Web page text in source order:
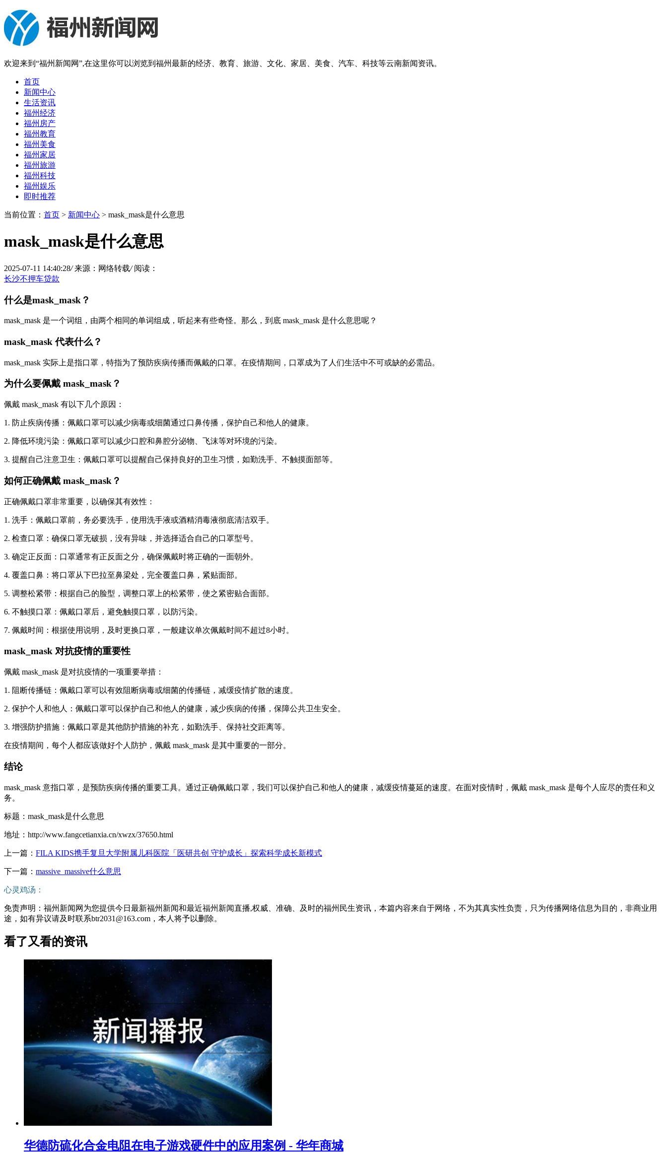
欢迎来到“福州新闻网”,在这里你可以浏览到福州最新的经济、教育、旅游、文化、家居、美食、汽车、科技等云南新闻资讯。
首页
新闻中心
生活资讯
福州经济
福州房产
福州教育
福州美食
福州家居
福州旅游
福州科技
福州娱乐
即时推荐
当前位置： 首页 > 新闻中心 > mask_mask是什么意思
mask_mask是什么意思
2025-07-11 14:40:28/ 来源：网络转载/ 阅读：
长沙不押车贷款
什么是mask_mask？
mask_mask 是一个词组，由两个相同的单词组成，听起来有些奇怪。那么，到底 mask_mask 是什么意思呢？
mask_mask 代表什么？
mask_mask 实际上是指口罩，特指为了预防疾病传播而佩戴的口罩。在疫情期间，口罩成为了人们生活中不可或缺的必需品。
为什么要佩戴 mask_mask？
佩戴 mask_mask 有以下几个原因：
1. 防止疾病传播：佩戴口罩可以减少病毒或细菌通过口鼻传播，保护自己和他人的健康。
2. 降低环境污染：佩戴口罩可以减少口腔和鼻腔分泌物、飞沫等对环境的污染。
3. 提醒自己注意卫生：佩戴口罩可以提醒自己保持良好的卫生习惯，如勤洗手、不触摸面部等。
如何正确佩戴 mask_mask？
正确佩戴口罩非常重要，以确保其有效性：
1. 洗手：佩戴口罩前，务必要洗手，使用洗手液或酒精消毒液彻底清洁双手。
2. 检查口罩：确保口罩无破损，没有异味，并选择适合自己的口罩型号。
3. 确定正反面：口罩通常有正反面之分，确保佩戴时将正确的一面朝外。
4. 覆盖口鼻：将口罩从下巴拉至鼻梁处，完全覆盖口鼻，紧贴面部。
5. 调整松紧带：根据自己的脸型，调整口罩上的松紧带，使之紧密贴合面部。
6. 不触摸口罩：佩戴口罩后，避免触摸口罩，以防污染。
7. 佩戴时间：根据使用说明，及时更换口罩，一般建议单次佩戴时间不超过8小时。
mask_mask 对抗疫情的重要性
佩戴 mask_mask 是对抗疫情的一项重要举措：
1. 阻断传播链：佩戴口罩可以有效阻断病毒或细菌的传播链，减缓疫情扩散的速度。
2. 保护个人和他人：佩戴口罩可以保护自己和他人的健康，减少疾病的传播，保障公共卫生安全。
3. 增强防护措施：佩戴口罩是其他防护措施的补充，如勤洗手、保持社交距离等。
在疫情期间，每个人都应该做好个人防护，佩戴 mask_mask 是其中重要的一部分。
结论
mask_mask 意指口罩，是预防疾病传播的重要工具。通过正确佩戴口罩，我们可以保护自己和他人的健康，减缓疫情蔓延的速度。在面对疫情时，佩戴 mask_mask 是每个人应尽的责任和义
务。
标题：mask_mask是什么意思
地址：http://www.fangcetianxia.cn/xwzx/37650.html
上一篇： FILA KIDS携手复旦大学附属儿科医院「医研共创 守护成长」探索科学成长新模式
下一篇： massive_massive什么意思
心灵鸡汤：
免责声明：福州新闻网为您提供今日最新福州新闻和最近福州新闻直播,权威、准确、及时的福州民生资讯，本篇内容来自于网络，不为其真实性负责，只为传播网络信息为目的，非商业用
途，如有异议请及时联系btr2031@163.com，本人将予以删除。
看了又看的资讯
华德防硫化合金电阻在电子游戏硬件中的应用案例 - 华年商城